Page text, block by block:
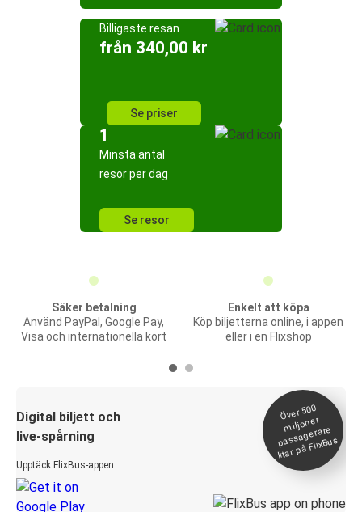
Billigaste resan
från 340,00 kr
Se priser
1
Minsta antal
resor per dag
Se resor
Säker betalning
Använd PayPal, Google Pay,
Visa och internationella kort
Enkelt att köpa
Köp biljetterna online, i appen
eller i en Flixshop
Digital biljett och
live-spårning
Upptäck FlixBus-appen
Över 500
miljoner
passagerare
litar på FlixBus